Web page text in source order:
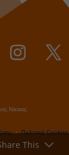
Νίκαιας
·Πολιτική Cookies
This